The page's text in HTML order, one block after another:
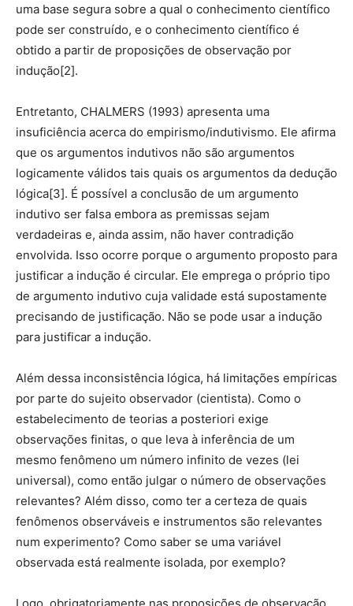
uma base segura sobre a qual o conhecimento científico
pode ser construído, e o conhecimento científico é
obtido a partir de proposições de observação por
indução[2].
Entretanto, CHALMERS (1993) apresenta uma
insuficiência acerca do empirismo/indutivismo. Ele afirma
que os argumentos indutivos não são argumentos
logicamente válidos tais quais os argumentos da dedução
lógica[3]. É possível a conclusão de um argumento
indutivo ser falsa embora as premissas sejam
verdadeiras e, ainda assim, não haver contradição
envolvida. Isso ocorre porque o argumento proposto para
justificar a indução é circular. Ele emprega o próprio tipo
de argumento indutivo cuja validade está supostamente
precisando de justificação. Não se pode usar a indução
para justificar a indução.
Além dessa inconsistência lógica, há limitações empíricas
por parte do sujeito observador (cientista). Como o
estabelecimento de teorias a posteriori exige
observações finitas, o que leva à inferência de um
mesmo fenômeno um número infinito de vezes (lei
universal), como então julgar o número de observações
relevantes? Além disso, como ter a certeza de quais
fenômenos observáveis e instrumentos são relevantes
num experimento? Como saber se uma variável
observada está realmente isolada, por exemplo?